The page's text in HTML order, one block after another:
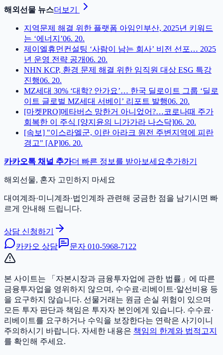
해외선물 뉴스더보기
지역문제 해결 위한 플랫폼 아임인부산, 2025년 키워드
는 ‘에너지’06. 20.
제이엘휴먼컨설팅 ‘사람이 남는 회사’ 비전 선포… 2025
년 운영 전략 공개06. 20.
NHN KCP, 환경 문제 해결 위한 임직원 대상 ESG 특강
진행06. 20.
MZ세대 30% ‘대학? 안가요’… 한국 딜로이트 그룹 ‘딜로
이트 글로벌 MZ세대 서베이’ 리포트 발행06. 20.
[마켓PRO]메타버스 망한거 아니었어?…코로나때 주가
회복한 이 주식 [양지윤의 니가가라 나스닥]06. 20.
[속보] "이스라엘군, 이란 아라크 원전 주변지역에 피란
경고" [AP]06. 20.
카카오톡 채널 추가더 빠른 정보를 받아보세요추가하기
해외선물, 혼자 고민하지 마세요
대여계좌·미니계좌·법인계좌 관련해 궁금한 점을 남기시면 빠
르게 안내해 드립니다.
상담 신청하기
카카오 상담
문자 010-5968-7122
본 사이트는 「자본시장과 금융투자업에 관한 법률」에 따른
금융투자업을 영위하지 않으며, 수수료·리베이트·알선비용 등
을 요구하지 않습니다. 선물거래는 원금 손실 위험이 있으며
모든 투자 판단과 책임은 투자자 본인에게 있습니다. 수수료·
리베이트를 요구하거나 수익을 보장한다는 연락은 사기이니
주의하시기 바랍니다. 자세한 내용은 책임의 한계와 법적고지
를 확인해 주세요.